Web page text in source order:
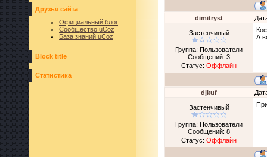
Друзья сайта
Официальный блог
Сообщество uCoz
База знаний uCoz
Block title
Статистика
dimitryst
Застенчивый
Группа: Пользователи
Сообщений: 3
Статус: Оффлайн
А
djkuf
Застенчивый
Группа: Пользователи
Сообщений: 8
Статус: Оффлайн